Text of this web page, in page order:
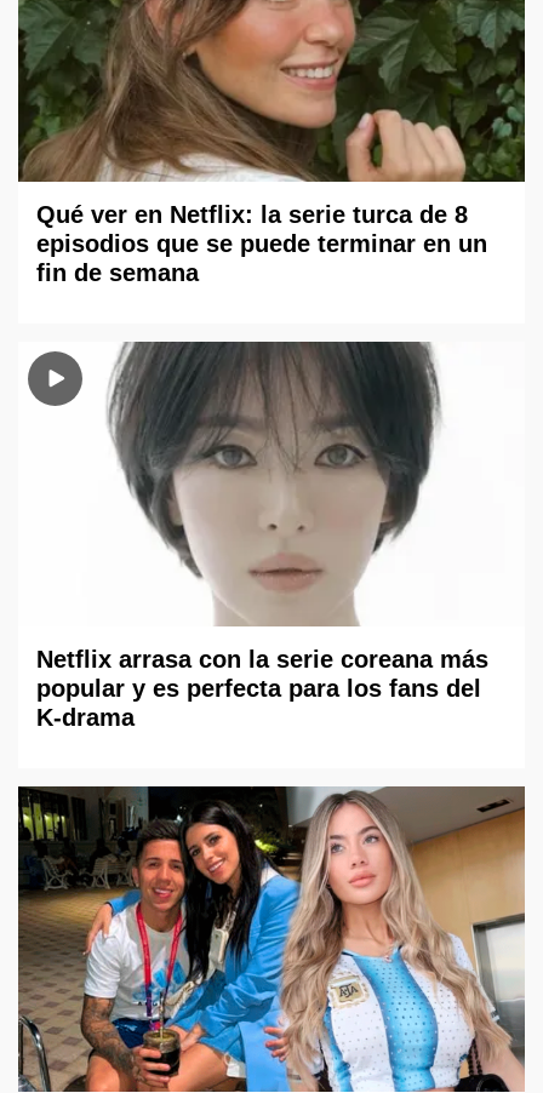
Qué ver en Netflix: la serie turca de 8
episodios que se puede terminar en un
fin de semana
Netflix arrasa con la serie coreana más
popular y es perfecta para los fans del
K-drama